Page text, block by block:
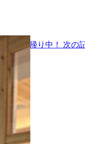
続々里帰り中！ 次の